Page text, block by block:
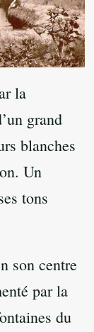
la
grand
blanches
Un
tons
son centre
par la
du